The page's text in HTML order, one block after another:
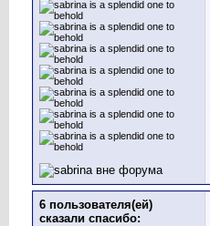
6 пользователя(ей)
сказали cпасибо: